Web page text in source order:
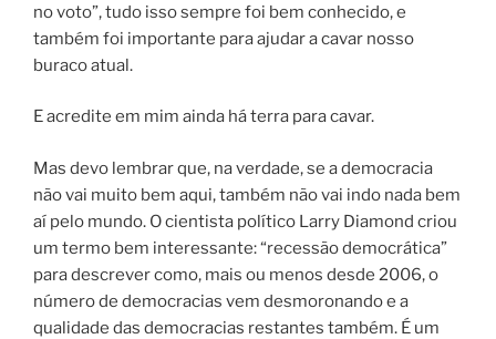
no voto”, tudo isso sempre foi bem conhecido, e
também foi importante para ajudar a cavar nosso
buraco atual.
E acredite em mim ainda há terra para cavar.
Mas devo lembrar que, na verdade, se a democracia
não vai muito bem aqui, também não vai indo nada bem
aí pelo mundo. O cientista político Larry Diamond criou
um termo bem interessante: “recessão democrática”
para descrever como, mais ou menos desde 2006, o
número de democracias vem desmoronando e a
qualidade das democracias restantes também. É um